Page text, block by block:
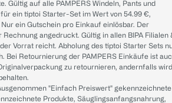
Gültig auf alle PAMPERS Windeln, Pants und
ein tiptoi Starter-Set im Wert von 54.99 €,
ein Gutschein pro Einkauf einlösbar. Der
angedruckt. Gültig in allen BIPA Filialen
Vorrat reicht. Abholung des tiptoi Starter Sets
Bei Retournierung der PAMPERS Einkäufe ist
zu retournieren, andernfalls wird
"Einfach Preiswert" gekennzeichnete
Produkte, Säuglingsanfangsnahrung,